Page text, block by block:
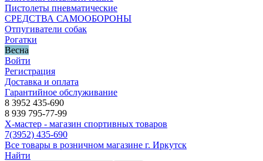
Пистолеты пневматические
СРЕДСТВА САМООБОРОНЫ
Отпугиватели собак
Рогатки
Весна
Войти
Регистрация
Доставка и оплата
Гарантийное обслуживание
8 3952 435-690
8 939 795-77-99
Х-мастер - магазин спортивных товаров
7(3952) 435-690
Все товары в розничном магазине г. Иркутск
Найти